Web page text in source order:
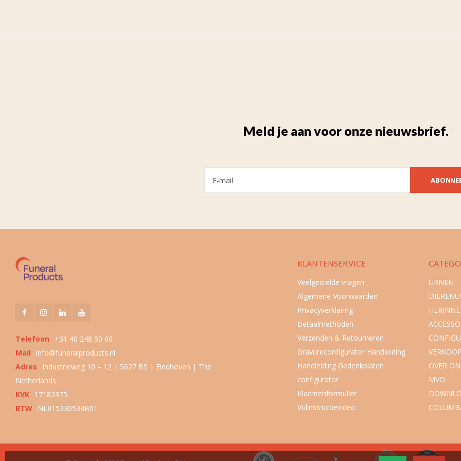
Meld je aan voor onze nieuwsbrief.
Telefoon
+31 40 248 50 60
Mail
info@funeralproducts.nl
Adres
Industrieweg 10 – 12 | 5627 BS | Eindhoven | The
Netherlands
KVK 17182375
BTW
NL815330534B01
KLANTENSERVICE
Veelgestelde vragen
Algemene Voorwaarden
Privacyverklaring
Betaalmethoden
Verzenden & Retourneren
Gravureconfigurator Handleiding
Handleiding Gedenkplaten
configurator
Klachtenformulier
Vulinstructievideo
URNEN
OVER
MVO